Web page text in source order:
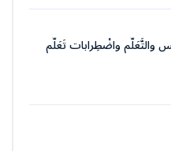
والتَّعَلُّم واضْطِرابات تَعَلُّم